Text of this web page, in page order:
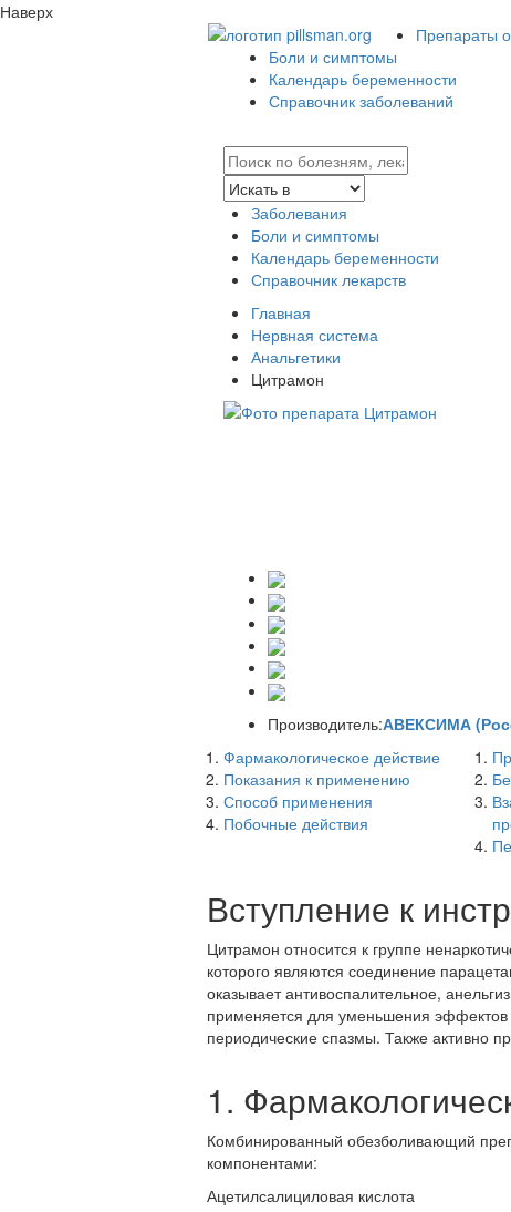
Наверх
Препараты
Боли и симптомы
Календарь беременности
Справочник заболеваний
Заболевания
Боли и симптомы
Календарь беременности
Справочник лекарств
Главная
Нервная система
Анальгетики
Цитрамон
Производитель:АВЕКСИМА
Фармакологическое действие
Показания к применению
Способ применения
Побочные действия
Вступление к
Цитрамон относится к группе
которого являются соединение
оказывает антивоспалительное,
применяется для уменьшения
периодические спазмы. Также активно
1.
Комбинированный обезболивающий
компонентами:
Ацетилсалициловая кислота